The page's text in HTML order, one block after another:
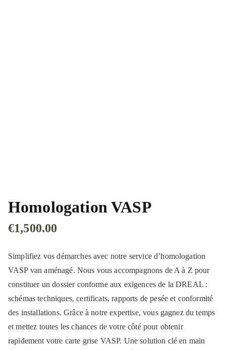
Homologation VASP
€1,500.00
Simplifiez vos démarches avec notre service d’homologation
VASP van aménagé. Nous vous accompagnons de A à Z pour
constituer un dossier conforme aux exigences de la DREAL :
schémas techniques, certificats, rapports de pesée et conformité
des installations. Grâce à notre expertise, vous gagnez du temps
et mettez toutes les chances de votre côté pour obtenir
rapidement votre carte grise VASP. Une solution clé en main